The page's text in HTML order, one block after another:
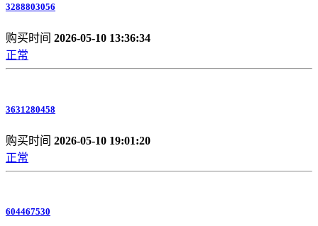
3288803056
购买时间 2026-05-10 13:36:34
正常
3631280458
购买时间 2026-05-10 19:01:20
正常
604467530